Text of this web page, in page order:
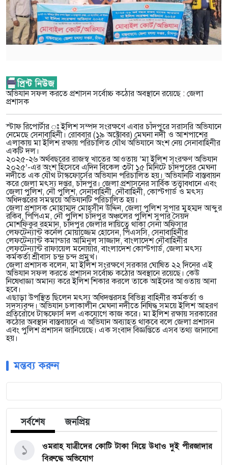
অভিযান সফল করতে প্রশাসন সর্বোচ্চ কঠোর অবস্থানে রয়েছে : জেলা
প্রশাসক
স্টাফ রিপোর্টার ঃ ইলিশ সম্পদ সংরক্ষণে এবার চাঁদপুরে সরাসরি অভিযানে
নেমেছে সেনাবাহিনী। রোববার (১৯ অক্টোবর) মেঘনা নদী ও আশপাশের
এলাকায় মা ইলিশ রক্ষায় পরিচালিত যৌথ অভিযানে অংশ নেয় সেনাবাহিনীর
একটি দল।
২০২৫-২৬ অর্থবছরের রাজস্ব খাতের আওতায় ‘মা ইলিশ সংরক্ষণ অভিযান
২০২৫’-এর অংশ হিসেবে এদিন বিকেল ৩টা ১৫ মিনিটে চাঁদপুরের মেঘনা
নদীতে এক যৌথ টাস্কফোর্সের অভিযান পরিচালিত হয়। অভিযানটি বাস্তবায়ন
করে জেলা মৎস্য দপ্তর, চাঁদপুর। জেলা প্রশাসনের সার্বিক তত্ত্বাবধানে এবং
জেলা পুলিশ, নৌ পুলিশ, সেনাবাহিনী, নৌবাহিনী, কোস্টগার্ড ও মৎস্য
অধিদপ্তরের সমন্বয়ে অভিযানটি পরিচালিত হয়।
জেলা প্রশাসক মোহাম্মদ মোহসীন উদ্দিন, জেলা পুলিশ সুপার মুহম্মদ আব্দুর
রকিব, পিপিএম, নৌ পুলিশ চাঁদপুর অঞ্চলের পুলিশ সুপার সৈয়দ
মোশফিকুর রহমান, চাঁদপুর জেলার দায়িত্বে থাকা সেনা অফিসার
লেফটেন্যান্ট কর্নেল মোয়াজ্জেম হোসেন, পিএসসি, সেনাবাহিনীর
লেফটেন্যান্ট কমান্ডার আমিনুল সাজ্জাদ, বাংলাদেশ নৌবাহিনীর
লেফটেন্যান্ট রাফায়েল মনোয়ার, বাংলাদেশ কোস্টগার্ড, জেলা মৎস্য
কর্মকর্তা শ্রীবাস চন্দ্র চন্দ প্রমুখ।
জেলা প্রশাসক বলেন, মা ইলিশ সংরক্ষণে সরকার ঘোষিত ২২ দিনের এই
অভিযান সফল করতে প্রশাসন সর্বোচ্চ কঠোর অবস্থানে রয়েছে। কেউ
নিষেধাজ্ঞা অমান্য করে ইলিশ শিকার করলে তাকে আইনের আওতায় আনা
হবে।
এছাড়া উপস্থিত ছিলেন মৎস্য অধিদপ্তরসহ বিভিন্ন বাহিনীর কর্মকর্তা ও
সদস্যবৃন্দ। অভিযান চলাকালীন মেঘনা নদীতে নিষিদ্ধ সময়ে ইলিশ আহরণ
প্রতিরোধে টাস্কফোর্স দল একযোগে কাজ করে। মা ইলিশ রক্ষায় সরকারের
কঠোর অবস্থান বাস্তবায়নে এ অভিযান অব্যাহত থাকবে বলে জেলা প্রশাসন
এবং পুলিশ প্রশাসন জানিয়েছে। এক সংবাদ বিজ্ঞপ্তিতে এসব তথ্য জানানো
হয়।
মন্তব্য করুন
সর্বশেষ জনপ্রিয়
ওমরাহ যাত্রীদের কোটি টাকা নিয়ে উধাও দুই পীরজাদার
বিরুদ্ধে অভিযোগ
১